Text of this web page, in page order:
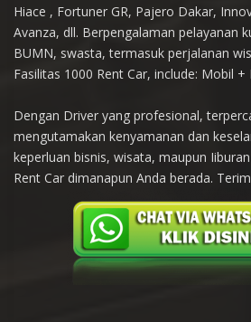
Hiace , Fortuner GR, Pajero Dakar,
Avanza, dll. Berpengalaman pelayanan
BUMN, swasta, termasuk perjalanan
Fasilitas 1000 Rent Car, include: Mobil
Dengan Driver yang profesional,
mengutamakan kenyamanan dan
keperluan bisnis, wisata, maupun
Rent Car dimanapun Anda berada.